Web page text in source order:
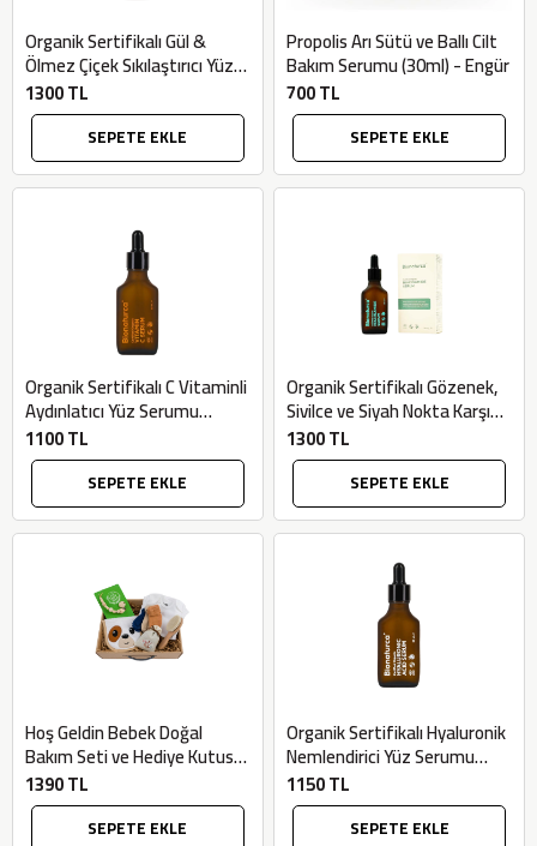
Organik Sertifikalı Gül &
Ölmez Çiçek Sıkılaştırıcı Yüz
Serumu (30ml) - Bionaturca
1300 TL
SEPETE EKLE
Propolis Arı Sütü ve Ballı Cilt
Bakım Serumu (30ml) - Engür
700 TL
SEPETE EKLE
Organik Sertifikalı C Vitaminli
Aydınlatıcı Yüz Serumu
(30ml) - Bionaturca
1100 TL
SEPETE EKLE
Organik Sertifikalı Gözenek,
Sivilce ve Siyah Nokta Karşıtı
Niacinamide Serum (30ml) -
Bionaturca
1300 TL
SEPETE EKLE
Hoş Geldin Bebek Doğal
Bakım Seti ve Hediye Kutusu
- Datça Murat Çiftliği
1390 TL
SEPETE EKLE
Organik Sertifikalı Hyaluronik
Nemlendirici Yüz Serumu
(30ml) - Bionaturca
1150 TL
SEPETE EKLE